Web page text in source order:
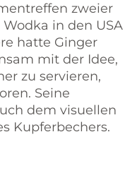
zweier
in den USA
hatte Ginger
mit der Idee,
zu servieren,
Seine
dem visuellen
Kupferbechers.